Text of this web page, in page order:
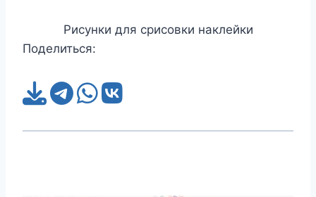
Рисунки для срисовки наклейки
Поделиться: